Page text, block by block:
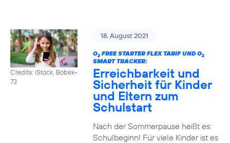
Credits: iStock, Bobex-
73
18. August 2021
O2FREE STARTER FLEX TARIF UND O2
SMART TRACKER:
Erreichbarkeit und
Sicherheit für Kinder
und Eltern zum
Schulstart
Nach der Sommerpause heißt es:
Schulbeginn! Für viele Kinder ist es